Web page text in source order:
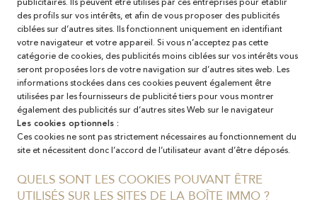
des profils sur vos intérêts, et afin de vous proposer des publicités
ciblées sur d’autres sites. Ils fonctionnent uniquement en identifiant
votre navigateur et votre appareil. Si vous n’acceptez pas cette
catégorie de cookies, des publicités moins ciblées sur vos intérêts vous
seront proposées lors de votre navigation sur d’autres sites web. Les
informations stockées dans ces cookies peuvent également être
utilisées par les fournisseurs de publicité tiers pour vous montrer
également des publicités sur d’autres sites Web sur le navigateur
Les cookies optionnels :
Ces cookies ne sont pas strictement nécessaires au fonctionnement du
site et nécessitent donc l’accord de l’utilisateur avant d’être déposés.
QUELS SONT LES COOKIES POUVANT ÊTRE
UTILISÉS SUR LES SITES DE LA BOÎTE IMMO ?